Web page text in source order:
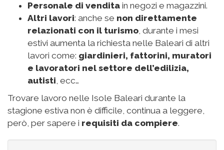
Personale di vendita in negozi e magazzini.
Altri lavori: anche se non direttamente
relazionati con il turismo, durante i mesi
estivi aumenta la richiesta nelle Baleari di altri
lavori come: giardinieri, fattorini, muratori
e lavoratori nel settore dell’edilizia,
autisti, ecc…
Trovare lavoro nelle Isole Baleari durante la
stagione estiva non è difficile, continua a leggere,
però, per sapere i requisiti da compiere.